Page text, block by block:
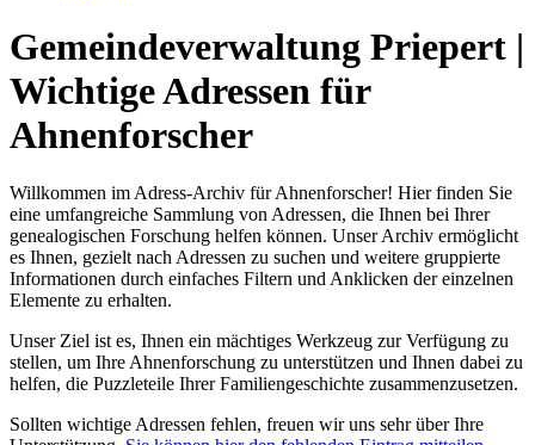
Gemeindeverwaltung Priepert |
Wichtige Adressen für
Ahnenforscher
Willkommen im Adress-Archiv für Ahnenforscher! Hier finden Sie
eine umfangreiche Sammlung von Adressen, die Ihnen bei Ihrer
genealogischen Forschung helfen können. Unser Archiv ermöglicht
es Ihnen, gezielt nach Adressen zu suchen und weitere gruppierte
Informationen durch einfaches Filtern und Anklicken der einzelnen
Elemente zu erhalten.
Unser Ziel ist es, Ihnen ein mächtiges Werkzeug zur Verfügung zu
stellen, um Ihre Ahnenforschung zu unterstützen und Ihnen dabei zu
helfen, die Puzzleteile Ihrer Familiengeschichte zusammenzusetzen.
Sollten wichtige Adressen fehlen, freuen wir uns sehr über Ihre